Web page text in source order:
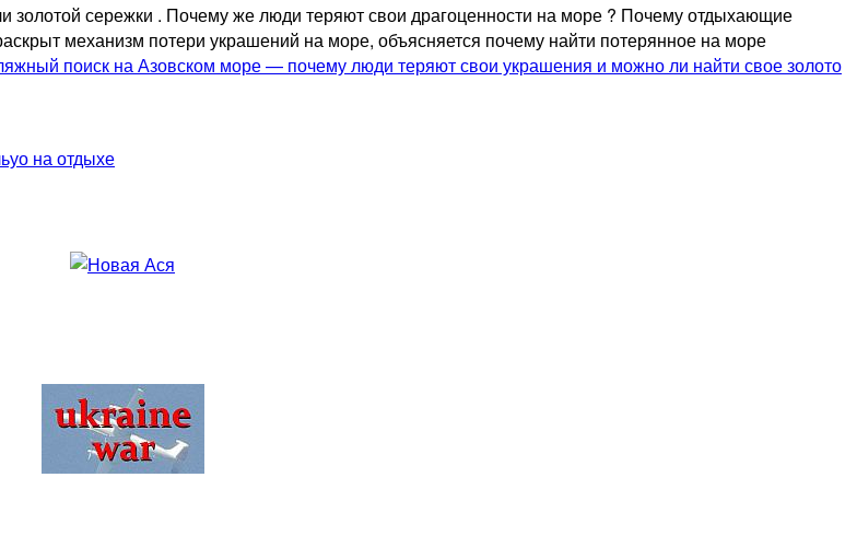
золотой сережки . Почему же люди теряют свои драгоценности на море ? Почему отдыхающие
механизм потери украшений на море, объясняется почему найти потерянное на море
поиск на Азовском море — почему люди теряют свои украшения и можно ли найти свое золото
на отдыхе